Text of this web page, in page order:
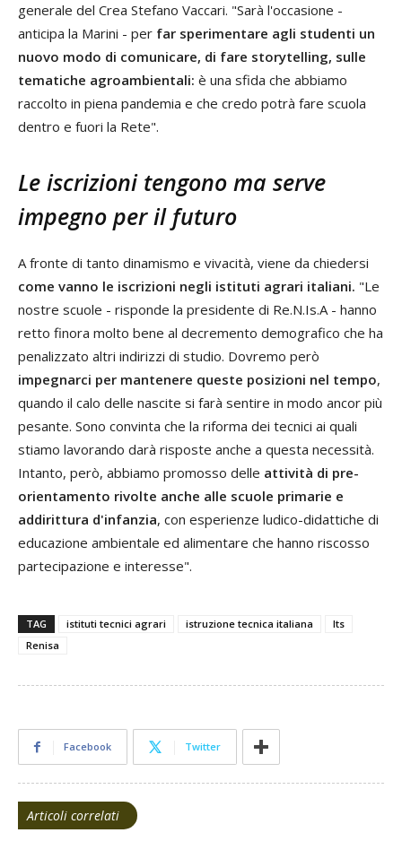
generale del Crea Stefano Vaccari. "Sarà l'occasione -
anticipa la Marini - per far sperimentare agli studenti un
nuovo modo di comunicare, di fare storytelling, sulle
tematiche agroambientali: è una sfida che abbiamo
raccolto in piena pandemia e che credo potrà fare scuola
dentro e fuori la Rete".
Le iscrizioni tengono ma serve
impegno per il futuro
A fronte di tanto dinamismo e vivacità, viene da chiedersi
come vanno le iscrizioni negli istituti agrari italiani. "Le
nostre scuole - risponde la presidente di Re.N.Is.A - hanno
retto finora molto bene al decremento demografico che ha
penalizzato altri indirizzi di studio. Dovremo però
impegnarci per mantenere queste posizioni nel tempo,
quando il calo delle nascite si farà sentire in modo ancor più
pesante. Sono convinta che la riforma dei tecnici ai quali
stiamo lavorando darà risposte anche a questa necessità.
Intanto, però, abbiamo promosso delle attività di pre-
orientamento rivolte anche alle scuole primarie e
addirittura d'infanzia, con esperienze ludico-didattiche di
educazione ambientale ed alimentare che hanno riscosso
partecipazione e interesse".
TAG istituti tecnici agrari istruzione tecnica italiana
Its
Renisa
Facebook Twitter
Articoli correlati